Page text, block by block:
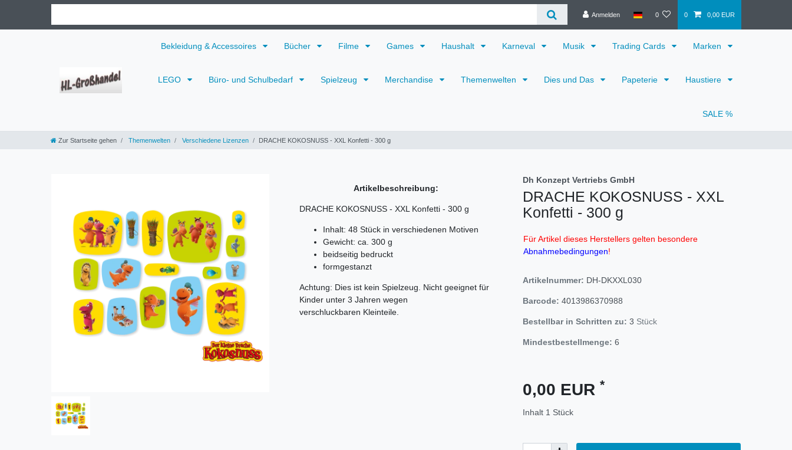
Anmelden 0 0 0,00 EUR
Bekleidung & Accessoires Bücher Filme Games Haushalt Karneval Musik Trading Cards Marken
LEGO Büro- und Schulbedarf Spielzeug Merchandise Themenwelten Dies und Das Papeterie Haustiere
SALE %
Zur Startseite gehen Themenwelten Verschiedene Lizenzen DRACHE KOKOSNUSS - XXL Konfetti - 300 g
Artikelbeschreibung:
DRACHE KOKOSNUSS - XXL Konfetti - 300 g
Inhalt: 48 Stück in verschiedenen Motiven
Gewicht: ca. 300 g
beidseitig bedruckt
formgestanzt
Achtung: Dies ist kein Spielzeug. Nicht geeignet für
Kinder unter 3 Jahren wegen
verschluckbaren Kleinteile.
Dh Konzept Vertriebs GmbH
DRACHE KOKOSNUSS - XXL
Konfetti - 300 g
Für Artikel dieses Herstellers gelten besondere
Abnahmebedingungen!
Artikelnummer: DH-DKXXL030
Barcode: 4013986370988
Bestellbar in Schritten zu: 3 Stück
Mindestbestellmenge: 6
0,00 EUR *
Inhalt 1 Stück